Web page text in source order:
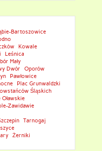
Bartoszowice
Kowale
Leśnica
Mały
Dwór
Oporów
Pawłowice
Plac Grunwaldzki
Śląskich
Zawidawie
Tarnogaj
Żerniki